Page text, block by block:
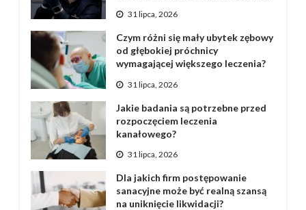
31 lipca, 2026
Czym różni się mały ubytek zębowy
od głębokiej próchnicy
wymagającej większego leczenia?
31 lipca, 2026
Jakie badania są potrzebne przed
rozpoczęciem leczenia
kanałowego?
31 lipca, 2026
Dla jakich firm postępowanie
sanacyjne może być realną szansą
na uniknięcie likwidacji?